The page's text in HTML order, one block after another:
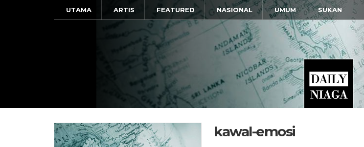
UTAMA ARTIS FEATURED NASIONAL UMUM SUKAN
kawal-emosi